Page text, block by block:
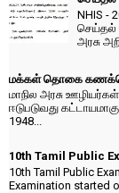
NHIS -
செய்தல்
அரசு
மக்கள் தொகை
மாநில அரசு
ஈடுபடுவது
1948...
10th Tamil Public
10th Tamil Public
Examination started